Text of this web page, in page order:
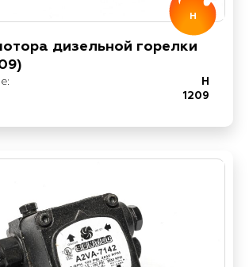
H
дизельной горелки
H
1209